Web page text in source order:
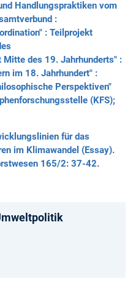
Handlungspraktiken vom
:
: Teilprojekt
des 19. Jahrhunderts" :
im 18. Jahrhundert" :
Perspektiven"
(KFS);
für das
im Klimawandel (Essay).
165/2: 37-42.